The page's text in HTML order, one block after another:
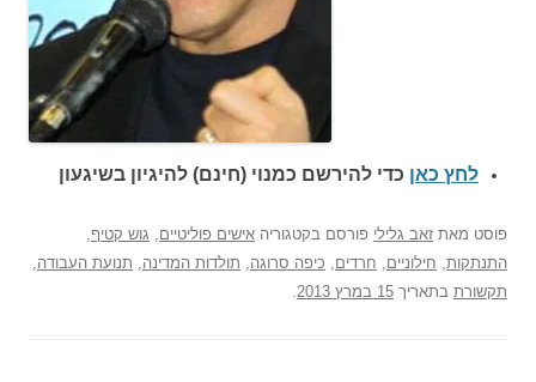
לחץ כאן כדי להירשם כמנוי (חינם) להיגיון בשיגעון
פוסט מאת זאב גלילי פורסם בקטגוריה אישים פוליטיים, גוש קטיף,
התנתקות, חילוניים, חרדים, כיפה סרוגה, תולדות המדינה, תנועת העבודה,
תקשורת בתאריך 15 במרץ 2013 .